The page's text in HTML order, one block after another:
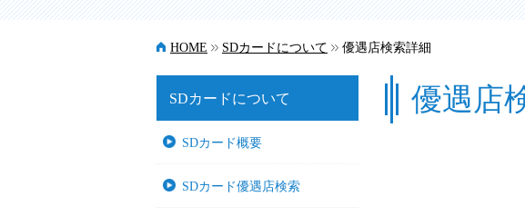
HOME >> SDカードについて >> 優遇店検索詳細
優遇店
SDカードについて
SDカード概要
SDカード優遇店検索